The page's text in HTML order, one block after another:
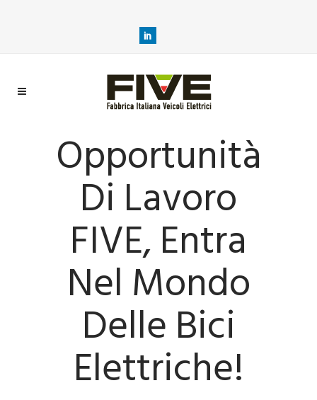
Opportunità
Di Lavoro
FIVE, Entra
Nel Mondo
Delle Bici
Elettriche!